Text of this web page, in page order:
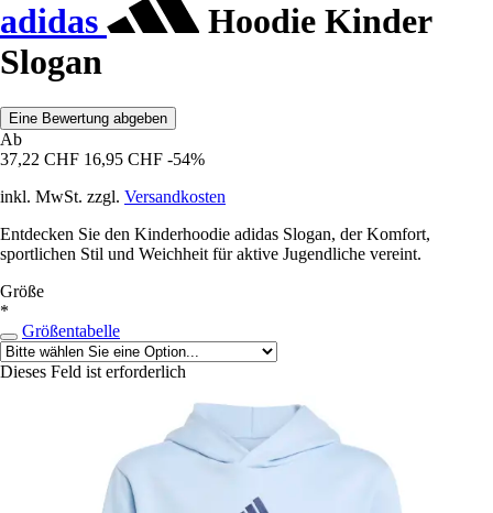
adidas
Hoodie Kinder
Slogan
Eine Bewertung abgeben
Ab
37,22 CHF 16,95 CHF -54%
inkl. MwSt. zzgl. Versandkosten
Entdecken Sie den Kinderhoodie adidas Slogan, der Komfort,
sportlichen Stil und Weichheit für aktive Jugendliche vereint.
Größe
*
Größentabelle
Dieses Feld ist erforderlich